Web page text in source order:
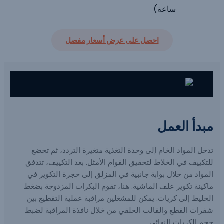
ساعة)
احصل على عرض أسعار مفصل
مبدأ العمل
تدخل المواد الخام إلى وحدة التغذية متغيرة التردد، ثم تخضع
للتكييف في الخلاط لتحقيق القوام الأمثل. بعد التكييف، تتدفق
المواد من خلال بوابة جانبية في المزلق إلى حجرة التكوير في
ماكينة تكوير علف الماشية. هنا، تقوم البكرات المزدوجة بضغط
الخليط إلى كريات. يمكن للمشغلين مراقبة عملية التقطيع بين
شفرات القطع والقالب الحلقي من خلال نافذة المراقبة لضبط